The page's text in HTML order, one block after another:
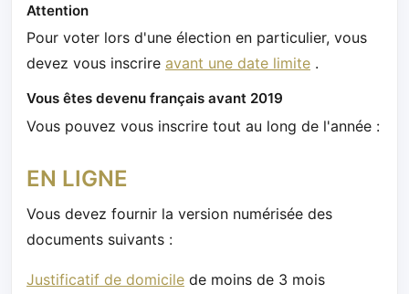
Attention
Pour voter lors d'une élection en particulier, vous
devez vous inscrire avant une date limite .
Vous êtes devenu français avant 2019
Vous pouvez vous inscrire tout au long de l'année :
EN LIGNE
Vous devez fournir la version numérisée des
documents suivants :
Justificatif de domicile de moins de 3 mois